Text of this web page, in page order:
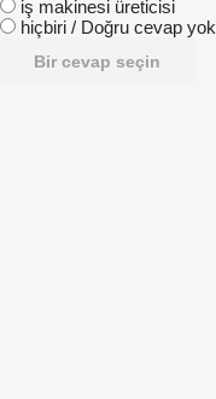
i̇ş makinesi üreticisi
hiçbiri / Doğru cevap yok
Bir cevap seçin